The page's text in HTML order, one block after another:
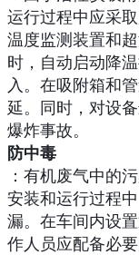
运行过程中应采
温度监测装置和
时，自动启动降
入。在吸附箱和
延。同时，对设
爆炸事故。
防中毒
：有机废气中的
安装和运行过程
漏。在车间内设
作人员应配备必